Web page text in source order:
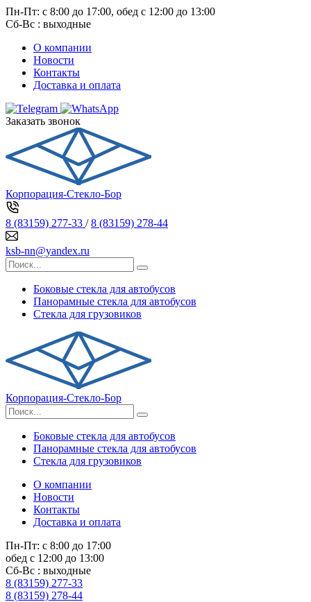
Пн-Пт: с 8:00 до 17:00, обед с 12:00 до 13:00
Сб-Вс : выходные
О компании
Новости
Контакты
Доставка и оплата
Заказать звонок
Корпорация-Стекло-Бор
8 (83159) 277-33 /8 (83159) 278-44
ksb-nn@yandex.ru
Боковые стекла для автобусов
Панорамные стекла для автобусов
Стекла для грузовиков
Корпорация-Стекло-Бор
Боковые стекла для автобусов
Панорамные стекла для автобусов
Стекла для грузовиков
О компании
Новости
Контакты
Доставка и оплата
Пн-Пт: с 8:00 до 17:00
обед с 12:00 до 13:00
Сб-Вс : выходные
8 (83159) 277-33
8 (83159) 278-44